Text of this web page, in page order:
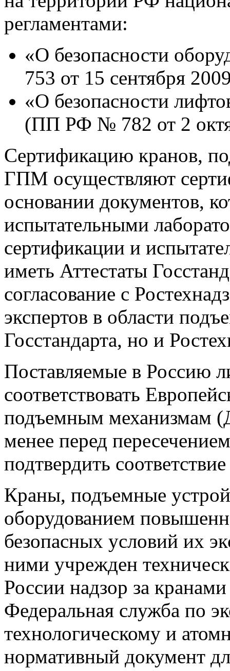
регламентами:
«О безопасности
753 от 15 сентября
«О безопасности
(ПП РФ № 782 от 2
Сертификацию кранов,
ГПМ осуществляют
основании документов,
испытательными
сертификации и
иметь Аттестаты
согласование с
экспертов в области
Госстандарта, но и
Поставляемые в Россию
соответствовать
подъемным механизмам
менее перед
подтвердить
Краны, подъемные
оборудованием
безопасных условий их
ними учрежден
России надзор за
Федеральная служба по
технологическому и
нормативный документ